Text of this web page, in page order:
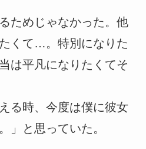
ためじゃなかった。他
くて…。特別になりた
は平凡になりたくてそ
る時、今度は僕に彼女
」と思っていた。